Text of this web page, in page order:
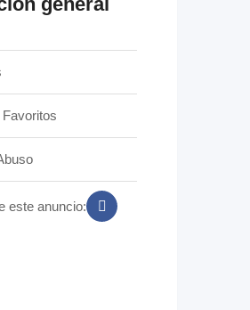
este anuncio: